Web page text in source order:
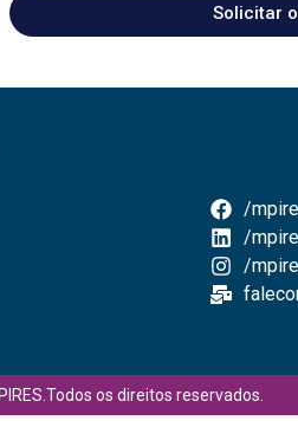
Solicitar
/
/
/
os direitos reservados.